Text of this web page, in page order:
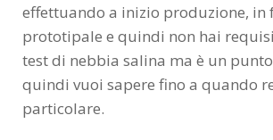
effettuando a inizio produzione, in
prototipale e quindi non hai
test di nebbia salina ma è un
quindi vuoi sapere fino a quando
particolare.